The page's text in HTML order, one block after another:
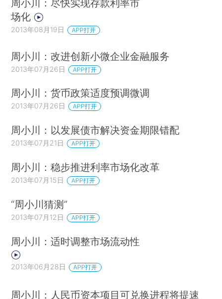
周小川：尽快实现存款利率市
场化
2013年08月19日 APP打开
周小川：改进创新小微企业金融服务
2013年07月26日 APP打开
周小川：货币政策适度预调微调
2013年07月26日 APP打开
周小川：以发展债市解决资金期限错配
2013年07月21日 APP打开
周小川：稳步推进利率市场化改革
2013年07月15日 APP打开
“周小川猜测”
2013年07月12日 APP打开
周小川：适时调整市场流动性
2013年06月28日 APP打开
周小川：人民币资本项目可兑换进程将提速